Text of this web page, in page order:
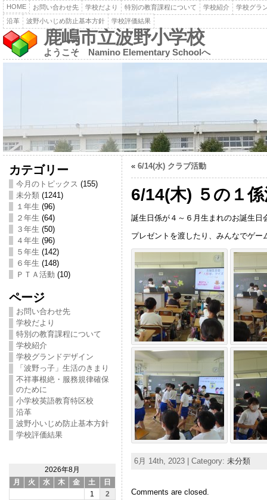
HOME お問い合わせ先 学校だより 特別の教育課程について 学校紹介
学校グラ
沿革
波野小いじめ防止基本方針 学校評価結果
鹿嶋市立波野小学校
ようこそ Namino Elementary Schoolへ
カテゴリー
今月のトピックス (155)
未分類(1241)
１年生 (96)
２年生 (64)
３年生 (50)
４年生 (96)
５年生 (142)
６年生 (148)
ＰＴＡ活動 (10)
ページ
お問い合わせ先
学校だより
特別の教育課程について
学校紹介
学校グランドデザイン
「波野っ子」生活のきまり
不祥事根絶・服務規律確保
のために
小学校英語教育特区校
沿革
波野小いじめ防止基本方針
学校評価結果
2026年8月
月
火 水 木 金 土 日
1
2
« 6/14(水) クラブ活動
6/14(木) ５の１
誕生日係が４～６月生まれのお誕生
プレゼントを渡したり、みんなでゲー
6月 14th, 2023 | Category: 未分類
Comments are closed.